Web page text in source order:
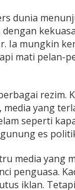
dunia
Ia mungkin
mati pelan-
rezim.
yang
seperti
es
media yang
penguasa.
iklan.